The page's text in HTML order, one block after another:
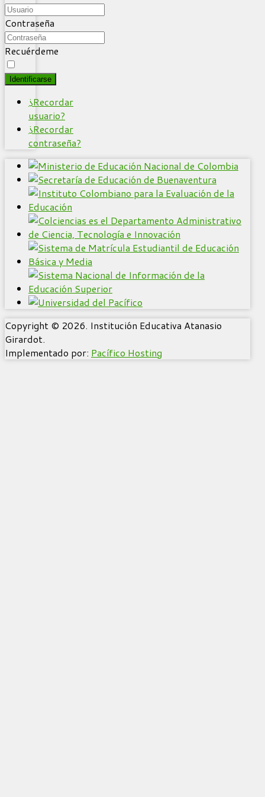
Contraseña
Recuérdeme
Identificarse
¿Recordar
usuario?
¿Recordar
contraseña?
Copyright © 2026. Institución Educativa Atanasio
Girardot.
Implementado por: Pacífico Hosting